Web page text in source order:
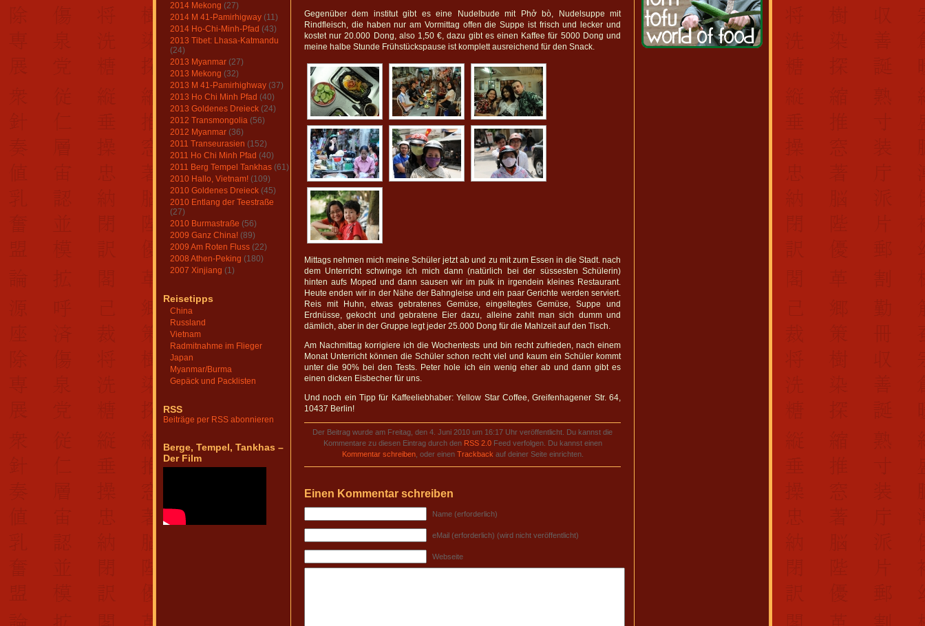
2014 Mekong (27)
2014 M 41-Pamirhigway (11)
2014 Ho-Chi-Minh-Pfad (43)
2013 Tibet: Lhasa-Katmandu
(24)
2013 Myanmar (27)
2013 Mekong (32)
2013 M 41-Pamirhighway (37)
2013 Ho Chi Minh Pfad (40)
2013 Goldenes Dreieck (24)
2012 Transmongolia (56)
2012 Myanmar (36)
2011 Transeurasien (152)
2011 Ho Chi Minh Pfad (40)
2011 Berg Tempel Tankhas (61)
2010 Hallo, Vietnam! (109)
2010 Goldenes Dreieck (45)
2010 Entlang der Teestraße
(27)
2010 Burmastraße (56)
2009 Ganz China! (89)
2009 Am Roten Fluss (22)
2008 Athen-Peking (180)
2007 Xinjiang (1)
Reisetipps
China
Russland
Vietnam
Radmitnahme im Flieger
Japan
Myanmar/Burma
Gepäck und Packlisten
RSS
Beiträge per RSS abonnieren
Berge, Tempel, Tankhas –
Der Film
Gegenüber dem institut gibt es eine Nudelbude mit Phở bò, Nudelsuppe mit
Rindfleisch, die haben nur am Vormittag offen die Suppe ist frisch und lecker und
kostet nur 20.000 Dong, also 1,50 €, dazu gibt es einen Kaffee für 5000 Dong und
meine halbe Stunde Frühstückspause ist komplett ausreichend für den Snack.
Mittags nehmen mich meine Schüler jetzt ab und zu mit zum Essen in die Stadt. nach
dem Unterricht schwinge ich mich dann (natürlich bei der süssesten Schülerin)
hinten aufs Moped und dann sausen wir im pulk in irgendein kleines Restaurant.
Heute enden wir in der Nähe der Bahngleise und ein paar Gerichte werden serviert.
Reis mit Huhn, etwas gebratenes Gemüse, eingeltegtes Gemüse, Suppe und
Erdnüsse, gekocht und gebratene Eier dazu, alleine zahlt man sich dumm und
dämlich, aber in der Gruppe legt jeder 25.000 Dong für die Mahlzeit auf den Tisch.
Am Nachmittag korrigiere ich die Wochentests und bin recht zufrieden, nach einem
Monat Unterricht können die Schüler schon recht viel und kaum ein Schüler kommt
unter die 90% bei den Tests. Peter hole ich ein wenig eher ab und dann gibt es
einen dicken Eisbecher für uns.
Und noch ein Tipp für Kaffeeliebhaber: Yellow Star Coffee, Greifenhagener Str. 64,
10437 Berlin!
Der Beitrag wurde am Freitag, den 4. Juni 2010 um 16:17 Uhr veröffentlicht. Du kannst die
Kommentare zu diesen Eintrag durch den RSS 2.0Feed verfolgen. Du kannst einen
Kommentar schreiben, oder einen Trackback auf deiner Seite einrichten.
Einen Kommentar schreiben
Name (erforderlich)
eMail (erforderlich) (wird nicht veröffentlicht)
Webseite